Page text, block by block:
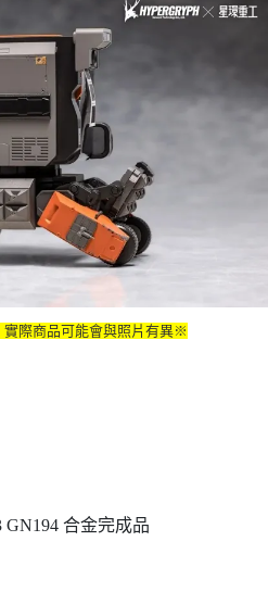
際商品可能會與照片有異※
GN194 合金完成品